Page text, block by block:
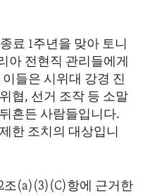
료 1주년을 맞아 토니
아 전현직 관리들에게
들은 시위대 강경 진
협, 선거 조작 등 소말
흔든 사람들입니다.
한 조치의 대상입니
조(a)(3)(C)항에 근거한